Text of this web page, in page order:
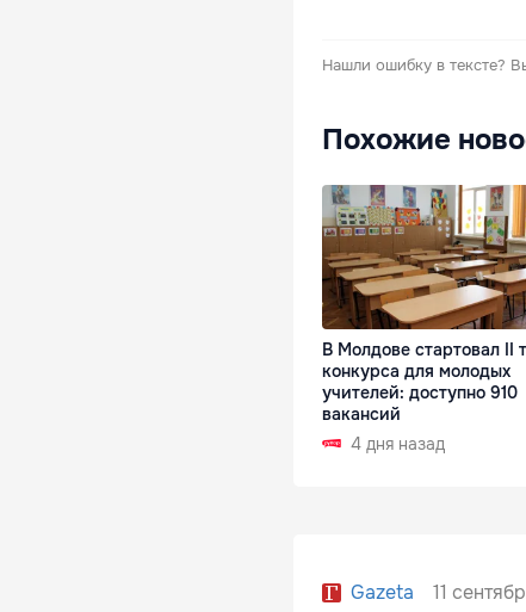
Нашли ошибку в тексте?
Похожие
В Молдове стартовал II
конкурса для молодых
учителей: доступно 910
вакансий
4 дня назад
Gazeta 11